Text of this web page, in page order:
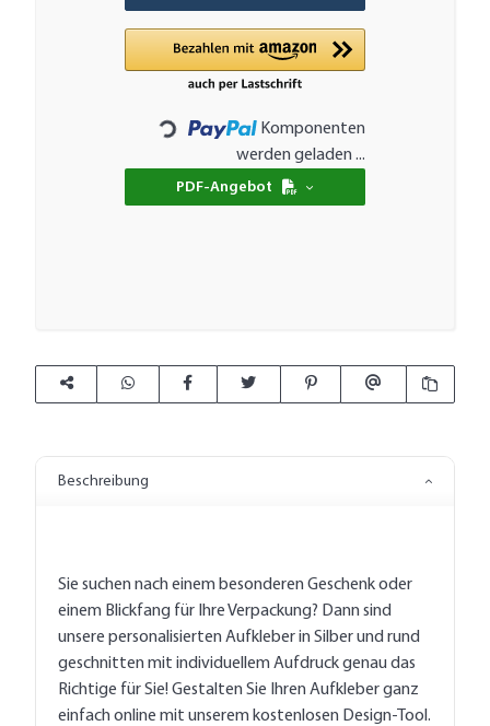
Loading...
Komponenten
werden geladen ...
PDF-Angebot
Beschreibung
Sie suchen nach einem besonderen Geschenk oder
einem Blickfang für Ihre Verpackung? Dann sind
unsere personalisierten Aufkleber in Silber und rund
geschnitten mit individuellem Aufdruck genau das
Richtige für Sie! Gestalten Sie Ihren Aufkleber ganz
einfach online mit unserem kostenlosen Design-Tool.